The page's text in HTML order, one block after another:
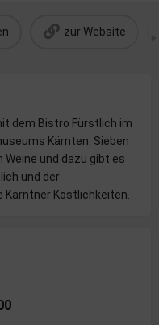
zur Website
dem Bistro Fürstlich im
Kärnten. Sieben
und dazu gibt es
und der
Köstlichkeiten.